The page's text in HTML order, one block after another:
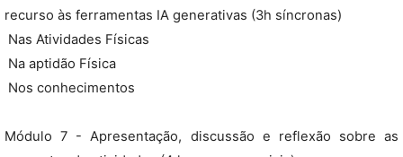
recurso às ferramentas IA generativas (3h síncronas)
 Nas Atividades Físicas
 Na aptidão Física
 Nos conhecimentos
Módulo 7 - Apresentação, discussão e reflexão sobre as